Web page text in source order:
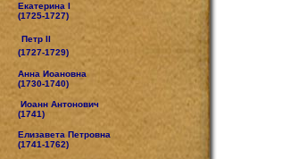
Екатерина I
(1725-1727)
Петр II
(1727-1729)
Анна Иоановна
(1730-1740)
Иоанн Антонович
(1741)
Елизавета Петровна
(1741-1762)